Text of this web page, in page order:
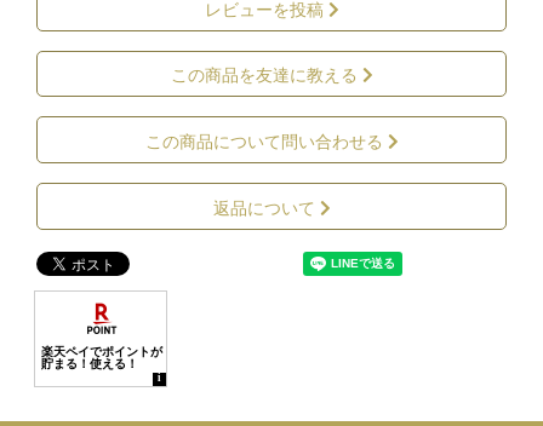
レビューを投稿
この商品を友達に教える
この商品について問い合わせる
返品について